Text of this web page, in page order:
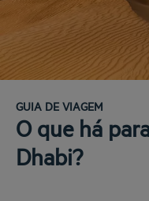
GUIA DE VIAGEM
O que há
Dhabi?